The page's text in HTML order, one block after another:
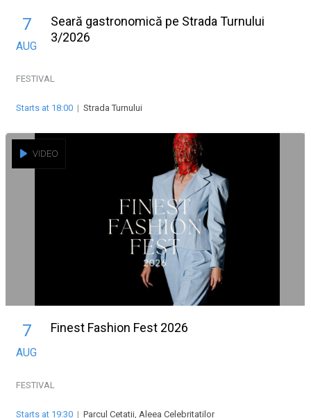
7
AUG
Seară gastronomică pe Strada Turnului
3/2026
FESTIVAL
Starts at 18:00 | Strada Turnului
VIDEO
7
AUG
Finest Fashion Fest 2026
FESTIVAL
Starts at 19:30 | Parcul Cetatii, Aleea Celebritatilor